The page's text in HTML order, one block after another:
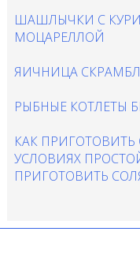
ШАШЛЫЧКИ С
МОЦАРЕЛЛОЙ
ЯИЧНИЦА
РЫБНЫЕ КОТЛЕТЫ
КАК
УСЛОВИЯХ
ПРИГОТОВИТЬ